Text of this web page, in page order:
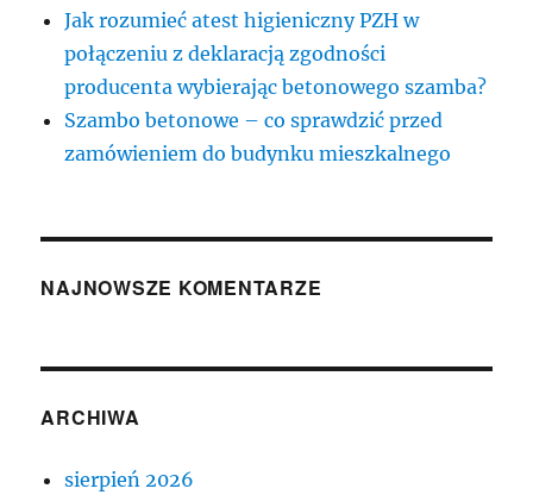
Jak rozumieć atest higieniczny PZH w
połączeniu z deklaracją zgodności
producenta wybierając betonowego szamba?
Szambo betonowe – co sprawdzić przed
zamówieniem do budynku mieszkalnego
NAJNOWSZE KOMENTARZE
ARCHIWA
sierpień 2026